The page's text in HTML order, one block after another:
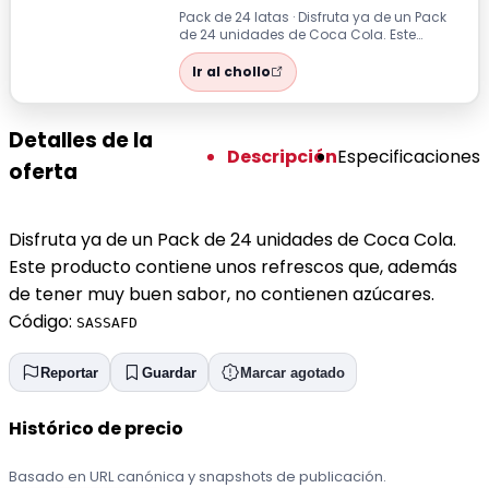
Pack de 24 latas · Disfruta ya de un Pack
de 24 unidades de Coca Cola. Este
producto contiene unos refrescos que,
ade...
Ir al chollo
Detalles de la
oferta
DescripciónEspecificaciones
Disfruta ya de un Pack de 24 unidades de Coca Cola.
Este producto contiene unos refrescos que, además
de tener muy buen sabor, no contienen azúcares.
Código: SASSAFD
Reportar Guardar Marcar agotado
Histórico de precio
Basado en URL canónica y snapshots de publicación.